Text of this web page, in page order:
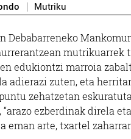
Mutriku
Debabarreneko
edukiontzi marroia
adierazi zuten, eta
zehatzetan
ezberdinak direla
eman arte, txartel